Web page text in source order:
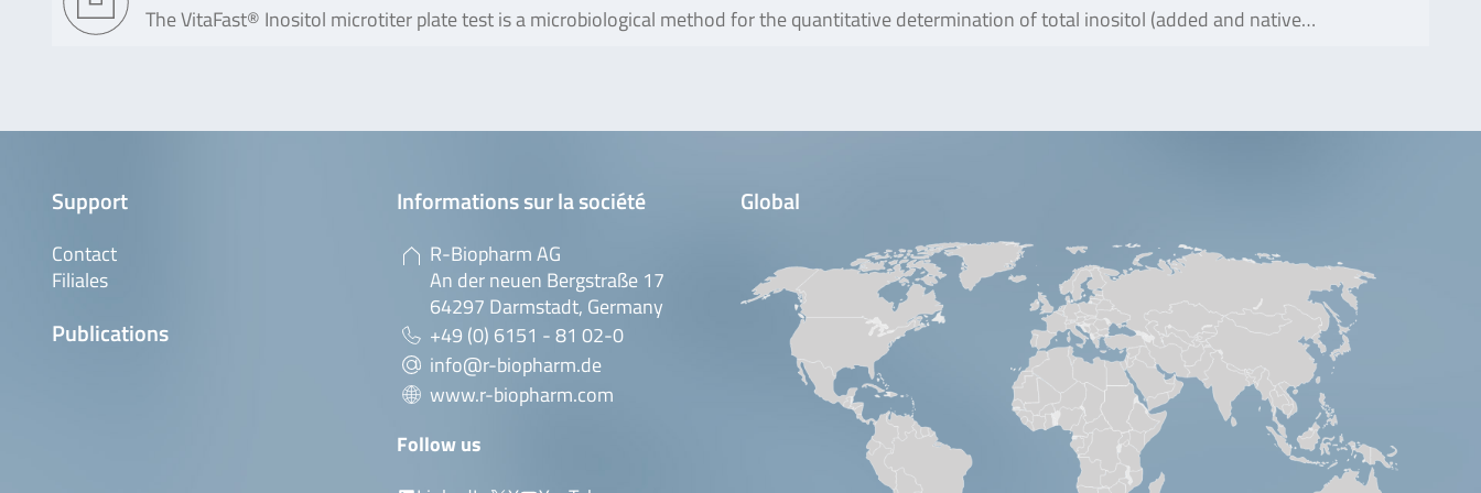
The VitaFast® Inositol microtiter plate test is a microbiological method for the quantitative determination of total inositol (added and native…
Support
Contact
Filiales
Publications
Informations sur la société
R-Biopharm AG
An der neuen Bergstraße 17
64297 Darmstadt, Germany
+49 (0) 6151 - 81 02-0
info@r-biopharm.de
www.r-biopharm.com
Follow us
Global